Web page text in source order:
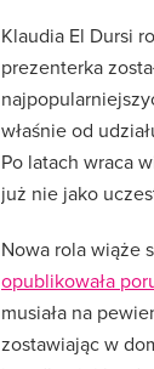
Klaudia El Dursi
prezenterka
właśnie od
Po latach wraca
już nie jako
Nowa rola wiąże
opublikowała
musiała na
zostawiając w